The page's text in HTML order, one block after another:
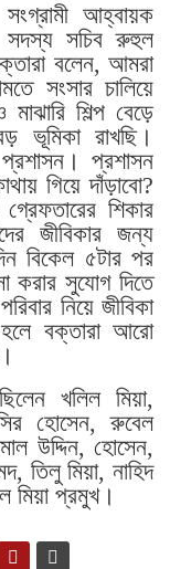
আহ্বায়ক
সচিব রুহুল
বলেন, আমরা
সংসার চালিয়ে
শিল্প বেড়ে
ভূমিকা রাখছি।
প্রশাসন
গিয়ে দাঁড়াবো?
শিকার
জীবিকার জন্য
বিকেল ৫টার পর
করার সুযোগ দিতে
নিয়ে জীবিকা
হলে বক্তারা আরো
খলিল মিয়া,
হোসেন, রুবেল
উদ্দিন, হোসেন,
তিলু মিয়া, নাহিদ
মিয়া প্রমুখ।